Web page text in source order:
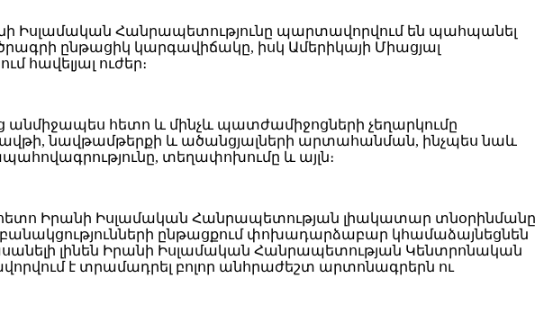
Իսլամական Հանրապետությունը պարտավորվում են պահպանել
ընթացիկ կարգավիճակը, իսկ Ամերիկայի Միացյալ
հավելյալ ուժեր։
անմիջապես հետո և մինչև պատժամիջոցների չեղարկումը
նավթամթերքի և ածանցյալների արտահանման, ինչպես նաև
տեղափոխումը և այլն։
հետո Իրանի Իսլամական Հանրապետության լիակատար տնօրինմանը
ընթացքում փոխադարձաբար կհամաձայնեցնեն
լինեն Իրանի Իսլամական Հանրապետության Կենտրոնական
է տրամադրել բոլոր անհրաժեշտ արտոնագրերն ու